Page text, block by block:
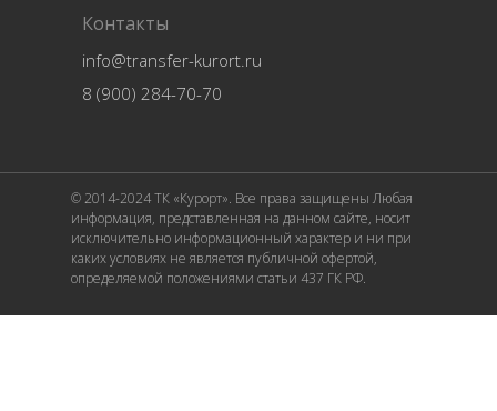
Контакты
info@transfer-kurort.ru
8 (900) 284-70-70
© 2014-2024 ТК «Курорт». Все права защищены Любая
информация, представленная на данном сайте, носит
исключительно информационный характер и ни при
каких условиях не является публичной офертой,
определяемой положениями статьи 437 ГК РФ.